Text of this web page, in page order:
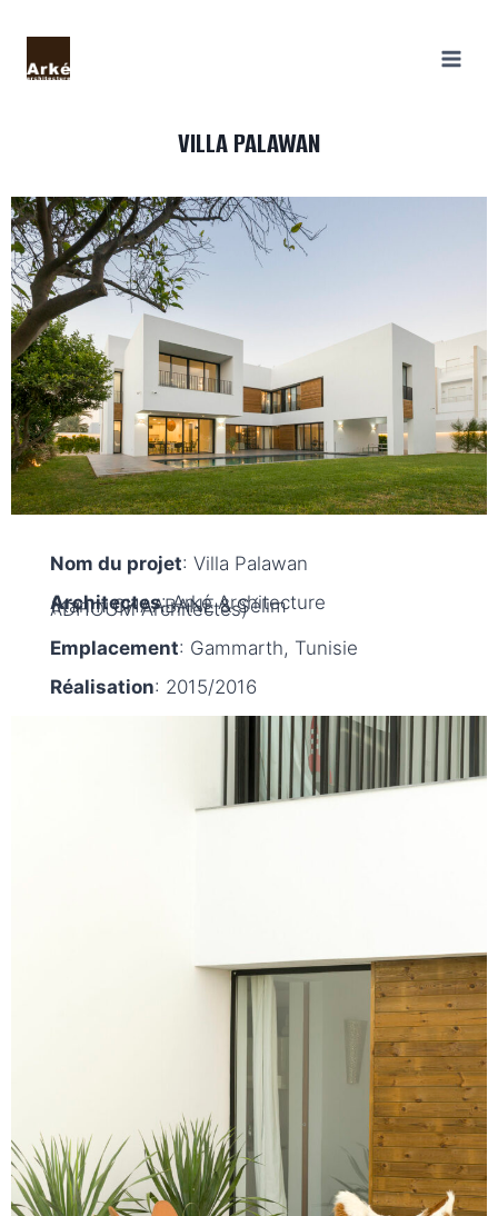
VILLA PALAWAN
Nom du projet: Villa Palawan
Architectes: Arké Architecture
(Karim CHAABANE & Sélim
ADHOUM Architectes)
Emplacement: Gammarth, Tunisie
Réalisation: 2015/2016